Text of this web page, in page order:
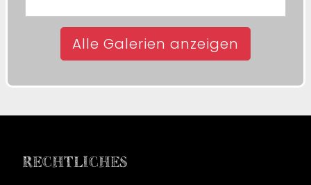
Alle Galerien anzeigen
RECHTLICHES